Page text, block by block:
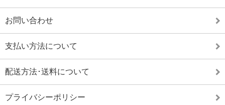
お問い合わせ
支払い方法について
配送方法･送料について
プライバシーポリシー